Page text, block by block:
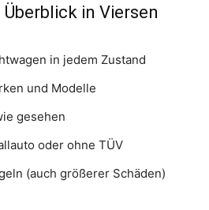
in Viersen
in jedem Zustand
und Modelle
gesehen
oder ohne TÜV
(auch größerer Schäden)